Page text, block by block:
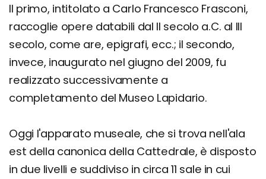
Il primo, intitolato a Carlo Francesco Frasconi,
raccoglie opere databili dal II secolo a.C. al III
secolo, come are, epigrafi, ecc.; il secondo,
invece, inaugurato nel giugno del 2009, fu
realizzato successivamente a
completamento del Museo Lapidario.
Oggi l'apparato museale, che si trova nell'ala
est della canonica della Cattedrale, è disposto
in due livelli e suddiviso in circa 11 sale in cui